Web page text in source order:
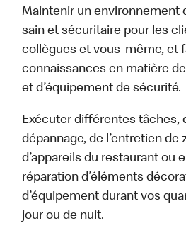
Maintenir un environnement
sain et sécuritaire pour les
collègues et vous-même, et
connaissances en matière
et d’équipement de sécurité.
Exécuter différentes tâches,
dépannage, de l’entretien de
d’appareils du restaurant ou
réparation d’éléments
d’équipement durant vos
jour ou de nuit.